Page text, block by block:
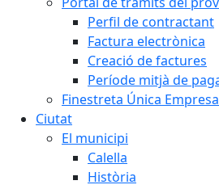
Perfil de contractant
Factura electrònica
Creació de factures
Període mitjà de
Finestreta Única
Ciutat
El municipi
Calella
Història